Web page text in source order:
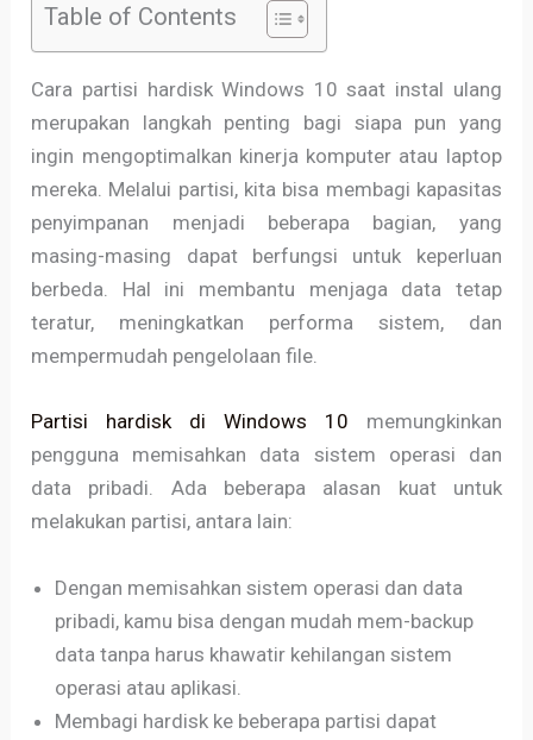
Table of Contents
Cara partisi hardisk Windows 10 saat instal ulang
merupakan langkah penting bagi siapa pun yang
ingin mengoptimalkan kinerja komputer atau laptop
mereka. Melalui partisi, kita bisa membagi kapasitas
penyimpanan menjadi beberapa bagian, yang
masing-masing dapat berfungsi untuk keperluan
berbeda. Hal ini membantu menjaga data tetap
teratur, meningkatkan performa sistem, dan
mempermudah pengelolaan file.
Partisi hardisk di Windows 10 memungkinkan
pengguna memisahkan data sistem operasi dan
data pribadi. Ada beberapa alasan kuat untuk
melakukan partisi, antara lain:
Dengan memisahkan sistem operasi dan data
pribadi, kamu bisa dengan mudah mem-backup
data tanpa harus khawatir kehilangan sistem
operasi atau aplikasi.
Membagi hardisk ke beberapa partisi dapat